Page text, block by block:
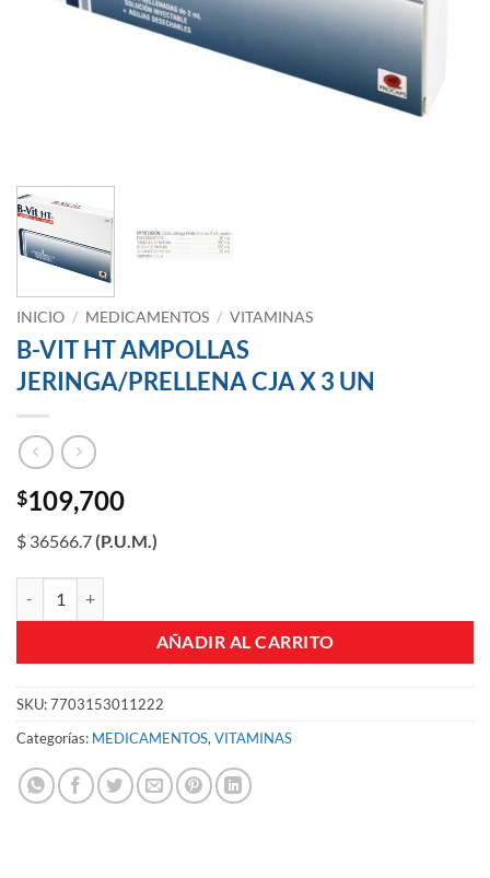
INICIO / MEDICAMENTOS / VITAMINAS
B-VIT HT AMPOLLAS
JERINGA/PRELLENA CJA X 3 UN
$109,700
$ 36566.7(P.U.M.)
AÑADIR AL CARRITO
SKU:7703153011222
Categorías: MEDICAMENTOS, VITAMINAS